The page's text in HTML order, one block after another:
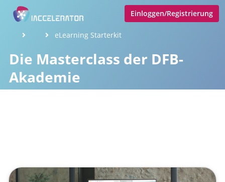
Einloggen/Registrierung
eLearning Starterkit
Die Masterclass der DFB-
Akademie